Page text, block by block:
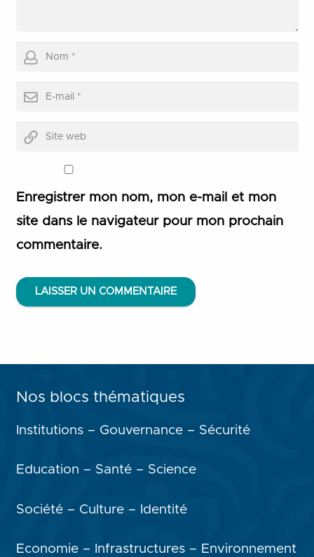
Enregistrer mon nom, mon e-mail et mon
site dans le navigateur pour mon prochain
commentaire.
LAISSER UN COMMENTAIRE
Nos blocs thématiques
Institutions – Gouvernance – Sécurité
Education – Santé – Science
Société – Culture – Identité
Economie – Infrastructures – Environnement